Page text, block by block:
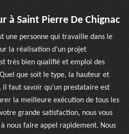
à Saint Pierre De Chignac
une personne qui travaille dans le
la réalisation d’un projet
très bien qualifié et emploi des
que soit le type, la hauteur et
il faut savoir qu’un prestataire est
la meilleure exécution de tous les
grande satisfaction, nous vous
nous faire appel rapidement. Nous